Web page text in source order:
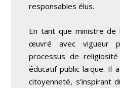
responsables élus.
En tant que ministre de
œuvré avec vigueur
processus de
éducatif public laïque. Il
citoyenneté, s’inspirant